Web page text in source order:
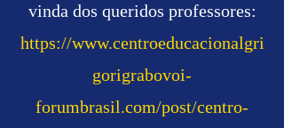
vinda dos queridos professores:
https://www.centroeducacionalgri
gorigrabovoi-
forumbrasil.com/post/centro-